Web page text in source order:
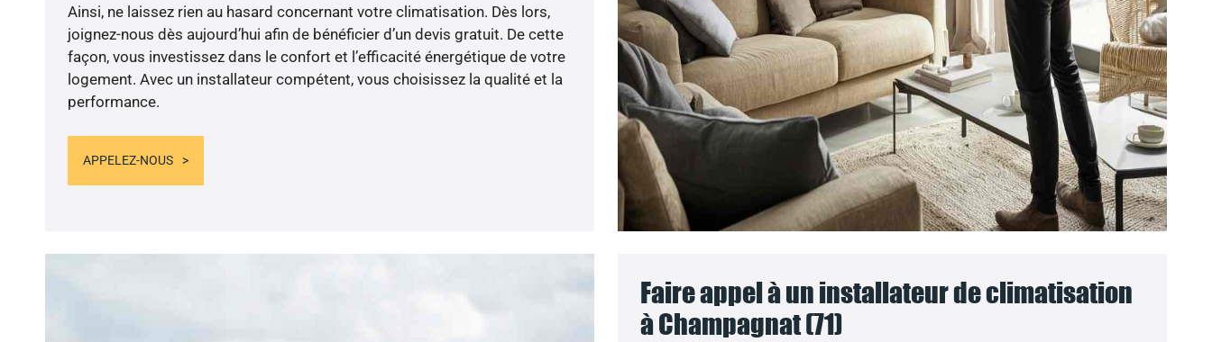
Ainsi, ne laissez rien au hasard concernant votre climatisation. Dès lors,
joignez-nous dès aujourd’hui afin de bénéficier d’un devis gratuit. De cette
façon, vous investissez dans le confort et l’efficacité énergétique de votre
logement. Avec un installateur compétent, vous choisissez la qualité et la
performance.
APPELEZ-NOUS
Faire appel à un installateur de climatisation
à Champagnat (71)